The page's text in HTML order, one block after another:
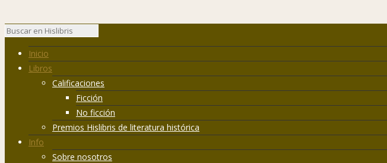
Inicio
Libros
Calificaciones
Ficción
No ficción
Premios Hislibris de literatura histórica
Info
Sobre nosotros